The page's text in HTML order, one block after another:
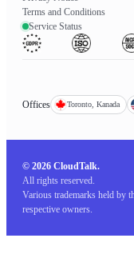
Terms and Conditions
Service Status
Offices Toronto, Kanada
© 2026 CloudTalk.
All rights reserved.
Various trademarks held by
respective owners.